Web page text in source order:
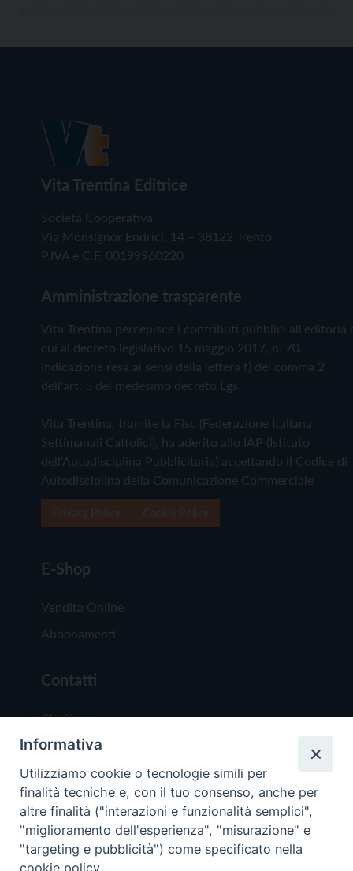
Vita Trentina Editrice
Società Cooperativa
Via Monsignor Endrici, 14 – 38122 Trento
P.IVA e C.F. 00199960220
Amministrazione trasparente
Vita Trentina percepisce i contributi pubblici all'editoria
cui al decreto legislativo 15 maggio 2017, n. 70.
Indicazione resa ai sensi della lettera f) del comma 2
dell'art. 5 del medesimo decreto Lgs.
Vita Trentina, tramite la Fisc (Federazione Italiana
Settimanali Cattolici), ha aderito allo IAP (Istituto
dell'Autodisciplina Pubblicitaria) accettando il Codice di
Autodisciplina della Comunicazione Commerciale
E-Shop
Vendita Online
Abbonamenti
Contatti
Chi Siamo
Redazione
Scrivici
Informativa
Utilizziamo cookie o tecnologie simili per
finalità tecniche e, con il tuo consenso, anche per
altre finalità ("interazioni e funzionalità semplici",
"miglioramento dell'esperienza", "misurazione" e
"targeting e pubblicità") come specificato nella